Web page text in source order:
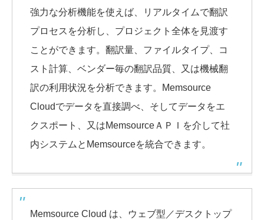
強力な分析機能を使えば、リアルタイムで翻訳
プロセスを分析し、プロジェクト全体を見渡す
ことができます。翻訳量、ファイルタイプ、コ
スト計算、ベンダー毎の翻訳品質、又は機械翻
訳の利用状況を分析できます。Memsource
Cloudでデータを直接調べ、そしてデータをエ
クスポート、又はMemsourceＡＰＩを介して社
内システムとMemsourceを統合できます。
Memsource Cloud は、ウェブ型／デスクトップ